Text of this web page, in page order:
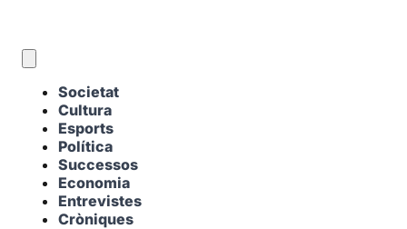
Societat
Cultura
Esports
Política
Successos
Economia
Entrevistes
Cròniques